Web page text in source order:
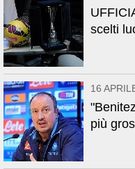
scelti
16
più